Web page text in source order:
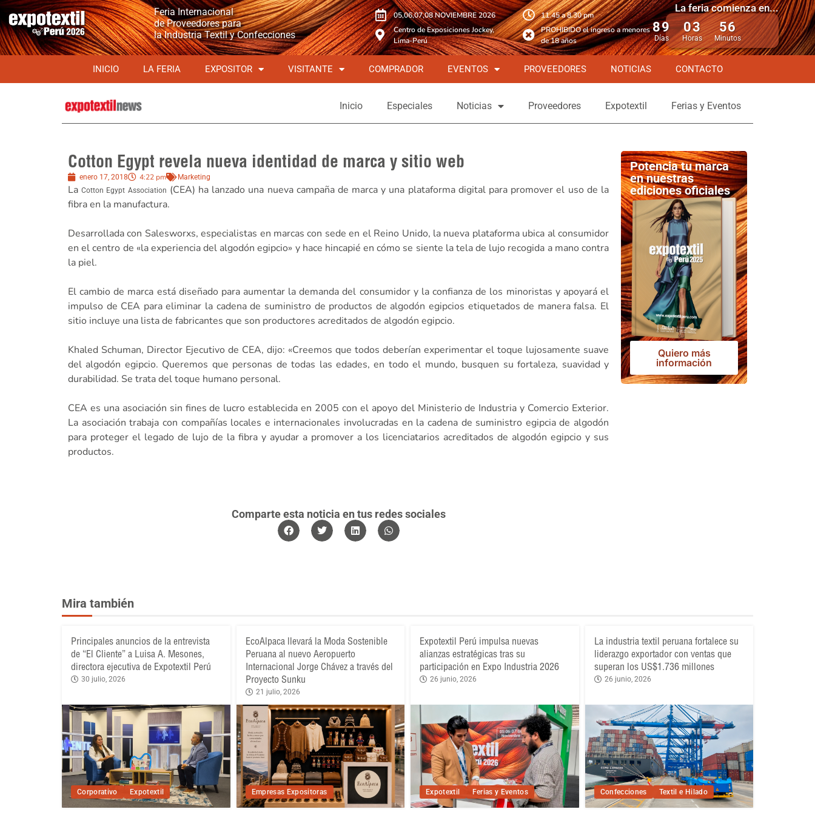
Feria Internacional
de Proveedores para
la Industria Textil y Confecciones
05,06,07,08 NOVIEMBRE 2026
Centro de Exposiciones Jockey,
Lima-Perú
11.45 a 8.30 pm
PROHIBIDO el ingreso a menores
de 18 años
La feria comienza en...
89
Días
03
Horas
56
Minutos
INICIO LA FERIA EXPOSITOR VISITANTE COMPRADOR EVENTOS PROVEEDORES NOTICIAS CONTACTO
Inicio Especiales Noticias Proveedores Expotextil Ferias y Eventos
Cotton Egypt revela nueva identidad de marca y sitio web
enero 17, 2018 4:22 pm Marketing
LaCotton Egypt Association (CEA) ha lanzado una nueva campaña de marca y una plataforma digital para promover el uso de la
fibra en la manufactura.
Desarrollada con Salesworxs, especialistas en marcas con sede en el Reino Unido, la nueva plataforma ubica al consumidor
en el centro de «la experiencia del algodón egipcio» y hace hincapié en cómo se siente la tela de lujo recogida a mano contra
la piel.
El cambio de marca está diseñado para aumentar la demanda del consumidor y la confianza de los minoristas y apoyará el
impulso de CEA para eliminar la cadena de suministro de productos de algodón egipcios etiquetados de manera falsa. El
sitio incluye una lista de fabricantes que son productores acreditados de algodón egipcio.
Khaled Schuman, Director Ejecutivo de CEA, dijo: «Creemos que todos deberían experimentar el toque lujosamente suave
del algodón egipcio. Queremos que personas de todas las edades, en todo el mundo, busquen su fortaleza, suavidad y
durabilidad. Se trata del toque humano personal.
CEA es una asociación sin fines de lucro establecida en 2005 con el apoyo del Ministerio de Industria y Comercio Exterior.
La asociación trabaja con compañías locales e internacionales involucradas en la cadena de suministro egipcia de algodón
para proteger el legado de lujo de la fibra y ayudar a promover a los licenciatarios acreditados de algodón egipcio y sus
productos.
Comparte esta noticia en tus redes sociales
Potencia tu marca
en nuestras
ediciones oficiales
Quiero más
información
Mira también
Corporativo Expotextil
Principales anuncios de la entrevista
de “El Cliente” a Luisa A. Mesones,
directora ejecutiva de Expotextil Perú
30 julio, 2026
Empresas Expositoras
EcoAlpaca llevará la Moda Sostenible
Peruana al nuevo Aeropuerto
Internacional Jorge Chávez a través del
Proyecto Sunku
21 julio, 2026
Expotextil Ferias y Eventos
Expotextil Perú impulsa nuevas
alianzas estratégicas tras su
participación en Expo Industria 2026
26 junio, 2026
Confecciones Textil e Hilado
La industria textil peruana fortalece su
liderazgo exportador con ventas que
superan los US$1.736 millones
26 junio, 2026